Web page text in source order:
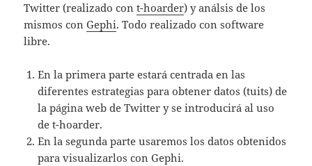
Twitter (realizado cont-hoarder) y análsis de los
mismos conGephi. Todo realizado con software
libre.
En la primera parte estará centrada en las
diferentes estrategias para obtener datos (tuits) de
la página web de Twitter y se introducirá al uso
de t-hoarder.
En la segunda parte usaremos los datos obtenidos
para visualizarlos con Gephi.